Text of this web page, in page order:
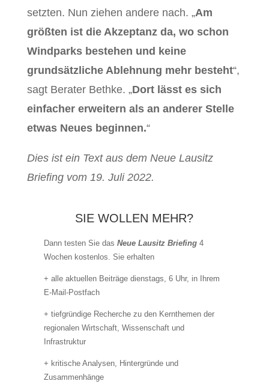
setzten. Nun ziehen andere nach. „Am
größten ist die Akzeptanz da, wo schon
Windparks bestehen und keine
grundsätzliche Ablehnung mehr besteht“,
sagt Berater Bethke. „Dort lässt es sich
einfacher erweitern als an anderer Stelle
etwas Neues beginnen.“
Dies ist ein Text aus dem Neue Lausitz
Briefing vom 19. Juli 2022.
SIE WOLLEN MEHR?
Dann testen Sie dasNeue Lausitz Briefing 4
Wochen kostenlos. Sie erhalten
+ alle aktuellen Beiträge dienstags, 6 Uhr, in Ihrem
E-Mail-Postfach
+ tiefgründige Recherche zu den Kernthemen der
regionalen Wirtschaft, Wissenschaft und
Infrastruktur
+ kritische Analysen, Hintergründe und
Zusammenhänge